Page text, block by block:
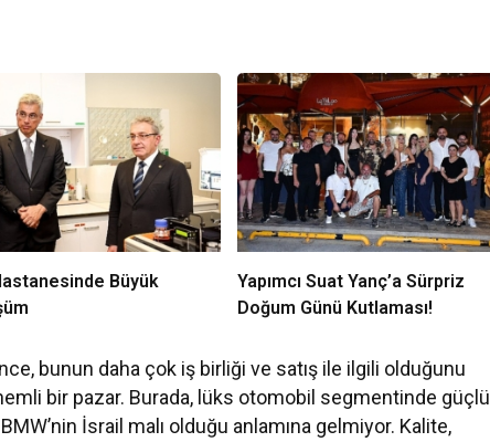
Büyük
Yapımcı Suat Yanç’a Sürpriz
Doğum Günü Kutlaması!
bunun daha çok iş birliği ve satış ile ilgili olduğunu
bir pazar. Burada, lüks otomobil segmentinde güçlü
İsrail malı olduğu anlamına gelmiyor. Kalite,